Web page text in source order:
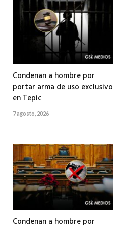
Condenan a hombre por
portar arma de uso exclusivo
en Tepic
7 agosto, 2026
Condenan a hombre por